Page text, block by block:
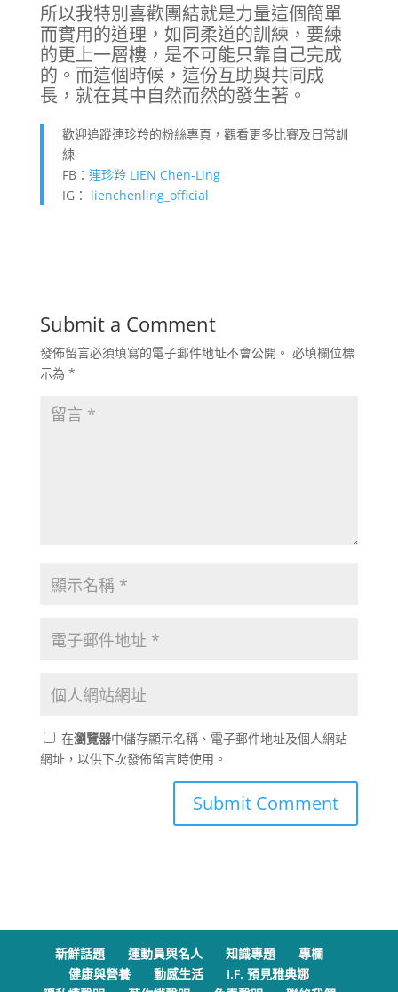
所以我特別喜歡團結就是力量這個簡單
而實用的道理，如同柔道的訓練，要練
的更上一層樓，是不可能只靠自己完成
的。而這個時候，這份互助與共同成
長，就在其中自然而然的發生著。
歡迎追蹤連珍羚的粉絲專頁，觀看更多比賽及日常訓
練
FB： 連珍羚 LIEN Chen-Ling
IG： lienchenling_official
Submit a Comment
發佈留言必須填寫的電子郵件地址不會公開。 必填欄位標
示為 *
在瀏覽器中儲存顯示名稱、電子郵件地址及個人網站
網址，以供下次發佈留言時使用。
新鮮話題 運動員與名人 知識專題
專欄
健康與營養
動感生活
I.F. 預見雅典娜